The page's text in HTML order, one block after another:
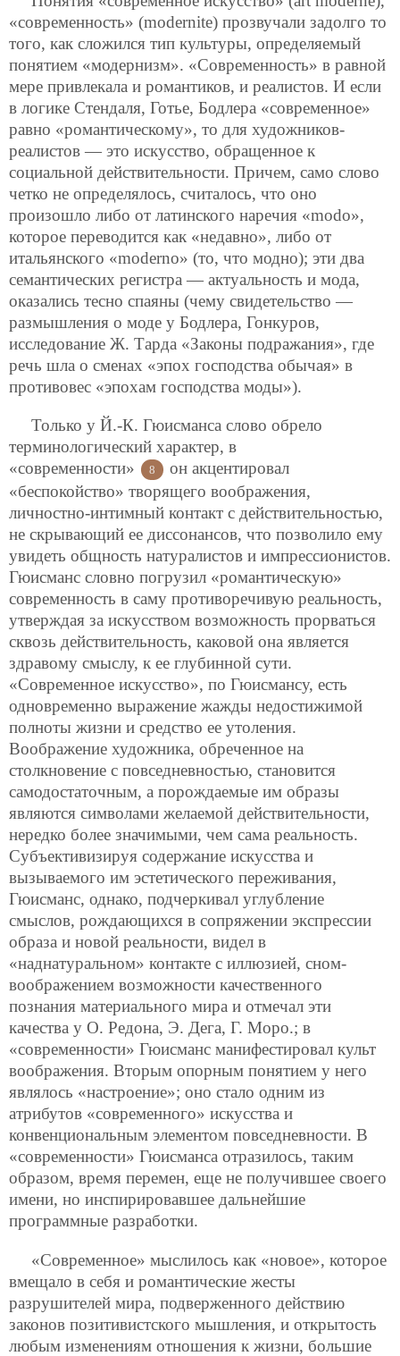
«современность» (modernite) прозвучали задолго то
того, как сложился тип культуры, определяемый
понятием «модернизм». «Современность» в равной
мере привлекала и романтиков, и реалистов. И если
в логике Стендаля, Готье, Бодлера «современное»
равно «романтическому», то для художников-
реалистов — это искусство, обращенное к
социальной действительности. Причем, само слово
четко не определялось, считалось, что оно
произошло либо от латинского наречия «modo»,
которое переводится как «недавно», либо от
итальянского «moderno» (то, что модно); эти два
семантических регистра — актуальность и мода,
оказались тесно спаяны (чему свидетельство —
размышления о моде у Бодлера, Гонкуров,
исследование Ж. Тарда «Законы подражания», где
речь шла о сменах «эпох господства обычая» в
противовес «эпохам господства моды»).
Только у Й.-К. Гюисманса слово обрело
терминологический характер, в
«современности»
8
он акцентировал
«беспокойство» творящего воображения,
личностно-интимный контакт с действительностью,
не скрывающий ее диссонансов, что позволило ему
увидеть общность натуралистов и импрессионистов.
Гюисманс словно погрузил «романтическую»
современность в саму противоречивую реальность,
утверждая за искусством возможность прорваться
сквозь действительность, каковой она является
здравому смыслу, к ее глубинной сути.
«Современное искусство», по Гюисмансу, есть
одновременно выражение жажды недостижимой
полноты жизни и средство ее утоления.
Воображение художника, обреченное на
столкновение с повседневностью, становится
самодостаточным, а порождаемые им образы
являются символами желаемой действительности,
нередко более значимыми, чем сама реальность.
Субъективизируя содержание искусства и
вызываемого им эстетического переживания,
Гюисманс, однако, подчеркивал углубление
смыслов, рождающихся в сопряжении экспрессии
образа и новой реальности, видел в
«наднатуральном» контакте с иллюзией, сном-
воображением возможности качественного
познания материального мира и отмечал эти
качества у О. Редона, Э. Дега, Г. Моро.; в
«современности» Гюисманс манифестировал культ
воображения. Вторым опорным понятием у него
являлось «настроение»; оно стало одним из
атрибутов «современного» искусства и
конвенциональным элементом повседневности. В
«современности» Гюисманса отразилось, таким
образом, время перемен, еще не получившее своего
имени, но инспирировавшее дальнейшие
программные разработки.
«Современное» мыслилось как «новое», которое
вмещало в себя и романтические жесты
разрушителей мира, подверженного действию
законов позитивистского мышления, и открытость
любым изменениям отношения к жизни, большие